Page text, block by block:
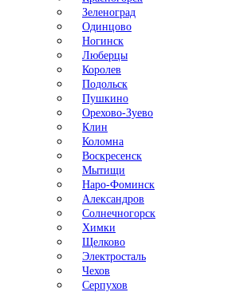
Зеленоград
Одинцово
Ногинск
Люберцы
Королев
Подольск
Пушкино
Орехово-Зуево
Клин
Коломна
Воскресенск
Мытищи
Наро-Фоминск
Александров
Солнечногорск
Химки
Щелково
Электросталь
Чехов
Серпухов